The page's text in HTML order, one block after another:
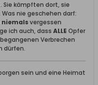
Sie kämpften dort, sie
nie geschehen darf:
niemalsvergessen
ich auch, dass ALLE Opfer
Verbrechen
dürfen.
sein und eine Heimat